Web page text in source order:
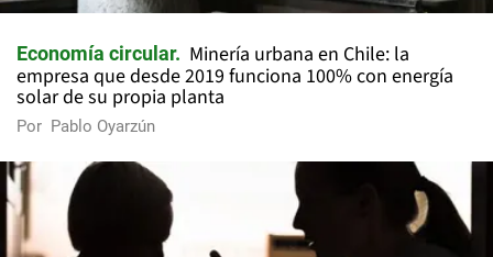
Economía circular
Minería urbana en Chile: la
empresa que desde 2019 funciona 100% con energía
solar de su propia planta
Por Pablo Oyarzún